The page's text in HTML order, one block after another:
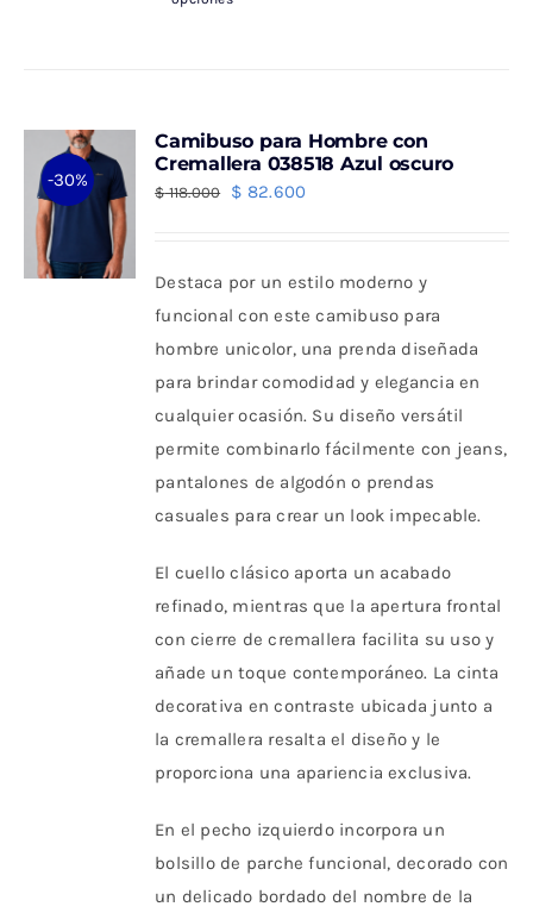
Las
elegir
en
la
página
de
producto
-30%
Camibuso para Hombre con
Cremallera 038518 Azul oscuro
$118.000
El
era:
$ 118.000.
$ 82.600
es:
$ 82.600.
Destaca por un estilo moderno y
funcional con este camibuso para
hombre unicolor, una prenda diseñada
para brindar comodidad y elegancia en
cualquier ocasión. Su diseño versátil
permite combinarlo fácilmente con jeans,
pantalones de algodón o prendas
casuales para crear un look impecable.
El cuello clásico aporta un acabado
refinado, mientras que la apertura frontal
con cierre de cremallera facilita su uso y
añade un toque contemporáneo. La cinta
decorativa en contraste ubicada junto a
la cremallera resalta el diseño y le
proporciona una apariencia exclusiva.
En el pecho izquierdo incorpora un
bolsillo de parche funcional, decorado con
un delicado bordado del nombre de la